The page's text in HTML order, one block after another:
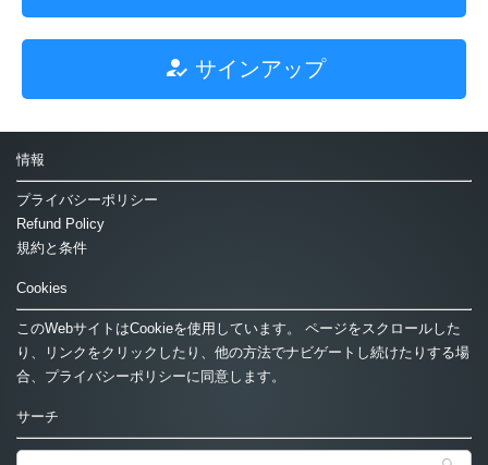
サインアップ
情報
プライバシーポリシー
Refund Policy
規約と条件
Cookies
このWebサイトはCookieを使用しています。 ページをスクロールした
り、リンクをクリックしたり、他の方法でナビゲートし続けたりする場
合、プライバシーポリシーに同意します。
サーチ